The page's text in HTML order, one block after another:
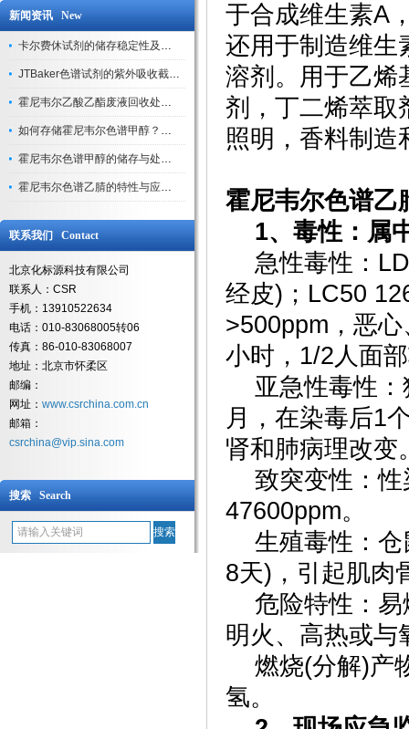
新闻资讯 New
卡尔费休试剂的储存稳定性及开封后有效期验证
JTBaker色谱试剂的紫外吸收截止波长与背景干扰
霍尼韦尔乙酸乙酯废液回收处理方法与环保处置建议
如何存储霍尼韦尔色谱甲醇？避光、密封、远离火源
霍尼韦尔色谱甲醇的储存与处理注意事项
霍尼韦尔色谱乙腈的特性与应用领域解析
联系我们 Contact
北京化标源科技有限公司
联系人：CSR
手机：13910522634
电话：010-83068005转06
传真：86-010-83068007
地址：北京市怀柔区
邮编：
网址： www.csrchina.com.cn
邮箱：
csrchina@vip.sina.com
搜索 Search
于合成维生素A
还用于制造维生
溶剂。用于乙烯
剂，丁二烯萃取
照明，香料制造
霍尼韦尔色谱乙
1、毒性：属
急性毒性：
经皮)；LC50
>500ppm，恶
小时，1/2人面
亚急性毒性：
月，在染毒后1
肾和肺病理改变
致突变性：性
47600ppm。
生殖毒性：仓
8天)，引起肌肉
危险特性：易
明火、高热或与
燃烧(分解)产
氢。